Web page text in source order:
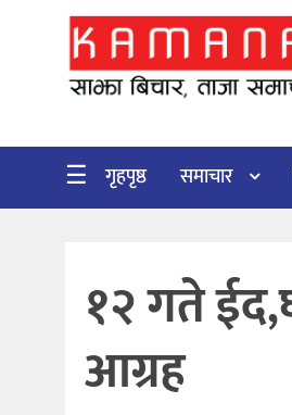
गृहपृष्ठ
विचार
कुटनिती
बाणिज्य
☰ गृहपृष्ठ समाचार
१२ गते
आग्रह